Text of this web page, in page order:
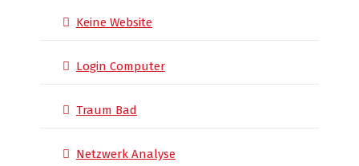
Keine Website
Login Computer
Traum Bad
Netzwerk Analyse